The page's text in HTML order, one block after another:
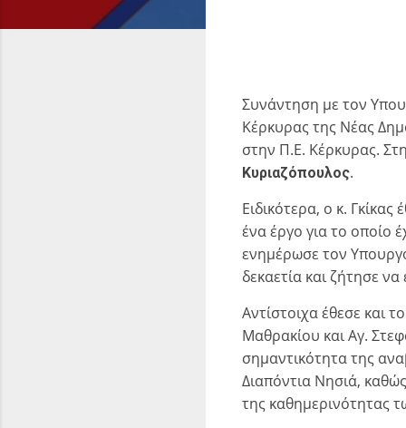
Συνάντηση με τον
Κέρκυρας της Νέας
στην Π.Ε. Κέρκυρας.
Κυριαζόπουλος.
Ειδικότερα, ο κ.
ένα έργο για το οποίο
ενημέρωσε τον
δεκαετία και ζήτησε
Αντίστοιχα έθεσε και
Μαθρακίου και Αγ.
σημαντικότητα της
Διαπόντια Νησιά,
της καθημερινότητας